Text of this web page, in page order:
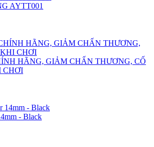
AYTT001
HÃNG, GIẢM CHẤN THƯƠNG, CỐ
CHƠI
- Black